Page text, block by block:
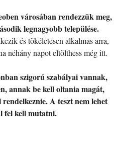
városában rendezzük meg,
legnagyobb települése.
és tökéletesen alkalmas arra,
néhány napot eltölthess még itt.
szigorú szabályai vannak,
annak be kell oltania magát,
A teszt nem lehet
fel kell mutatni.